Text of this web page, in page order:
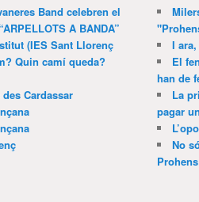
Band celebren el
A BANDA”
(IES Sant Llorenç
Quin camí queda?
Cardassar
I
El
han de
La
pagar
No
Prohens